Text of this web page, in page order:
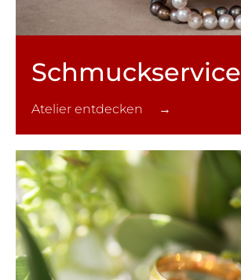
Schmuck­service
Atelier entdecken →